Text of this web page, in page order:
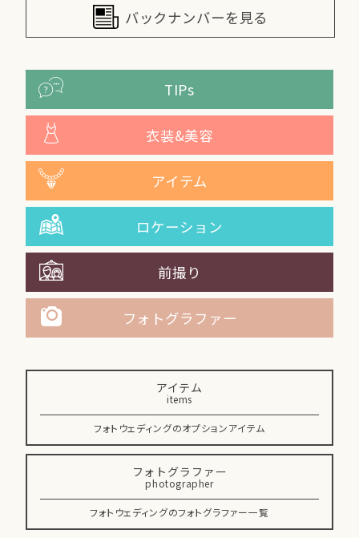
バックナンバーを見る
TIPs
衣装&美容
アイテム
ロケーション
前撮り
フォトグラファー
アイテム
items
フォトウェディングのオプションアイテム
フォトグラファー
photographer
フォトウェディングのフォトグラファー一覧